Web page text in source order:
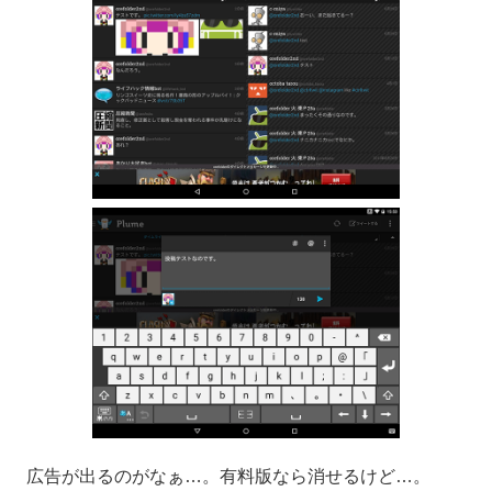
広告が出るのがなぁ…。有料版なら消せるけど…。